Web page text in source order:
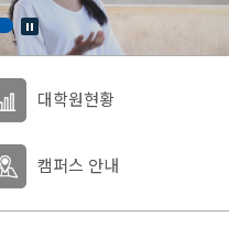
대학원현황
캠퍼스 안내